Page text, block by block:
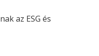
az ESG és